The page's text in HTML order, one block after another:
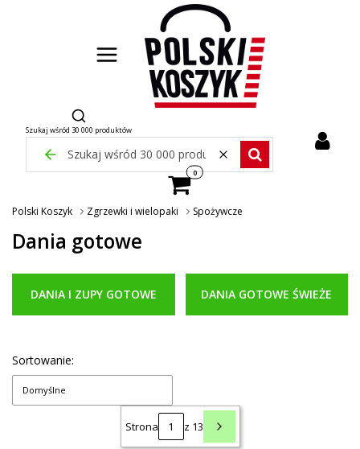
Otwórz wyszukiwarkę
Szukaj wśród 30 000 produktów
Zamknij wyszukiwarkę WyczyśćSzukaj wśród 30 000
Produkty w koszyku: 0. Zobacz
Polski Koszyk Zgrzewki i wielopaki Spożywcze
Dania gotowe
DANIA I ZUPY GOTOWE DANIA GOTOWE ŚWIEŻE
Sortowanie:
Domyślne
Strona z 13